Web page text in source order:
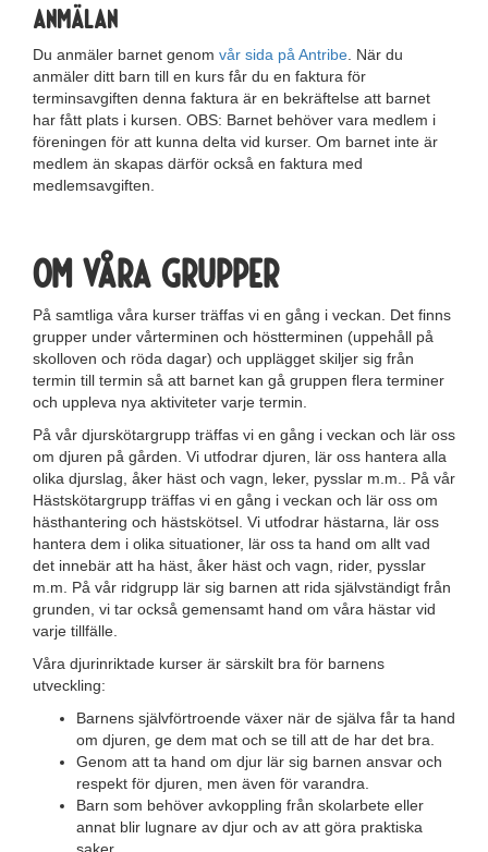
Anmälan
Du anmäler barnet genom vår sida på Antribe . När du
anmäler ditt barn till en kurs får du en faktura för
terminsavgiften denna faktura är en bekräftelse att barnet
har fått plats i kursen. OBS: Barnet behöver vara medlem i
föreningen för att kunna delta vid kurser. Om barnet inte är
medlem än skapas därför också en faktura med
medlemsavgiften.
Om våra Grupper
På samtliga våra kurser träffas vi en gång i veckan. Det finns
grupper under vårterminen och höstterminen (uppehåll på
skolloven och röda dagar) och upplägget skiljer sig från
termin till termin så att barnet kan gå gruppen flera terminer
och uppleva nya aktiviteter varje termin.
På vår djurskötargrupp träffas vi en gång i veckan och lär oss
om djuren på gården. Vi utfodrar djuren, lär oss hantera alla
olika djurslag, åker häst och vagn, leker, pysslar m.m.. På vår
Hästskötargrupp träffas vi en gång i veckan och lär oss om
hästhantering och hästskötsel. Vi utfodrar hästarna, lär oss
hantera dem i olika situationer, lär oss ta hand om allt vad
det innebär att ha häst, åker häst och vagn, rider, pysslar
m.m. På vår ridgrupp lär sig barnen att rida självständigt från
grunden, vi tar också gemensamt hand om våra hästar vid
varje tillfälle.
Våra djurinriktade kurser är särskilt bra för barnens
utveckling:
Barnens självförtroende växer när de själva får ta hand
om djuren, ge dem mat och se till att de har det bra.
Genom att ta hand om djur lär sig barnen ansvar och
respekt för djuren, men även för varandra.
Barn som behöver avkoppling från skolarbete eller
annat blir lugnare av djur och av att göra praktiska
saker.